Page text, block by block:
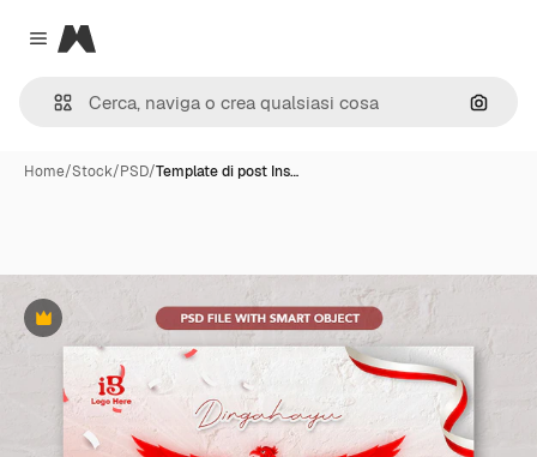
Close menu
Magnific
Cerca
Home/Stock/PSD/Template di post Ins…
Premium